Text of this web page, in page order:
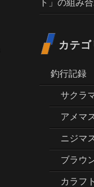
ト」の組み
カテゴ
釣行記録
サクラ
アメマ
ニジマ
ブラウ
カラフ